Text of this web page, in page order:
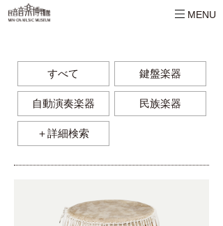
MENU
すべて 鍵盤楽器
自動演奏楽器 民族楽器
＋詳細検索